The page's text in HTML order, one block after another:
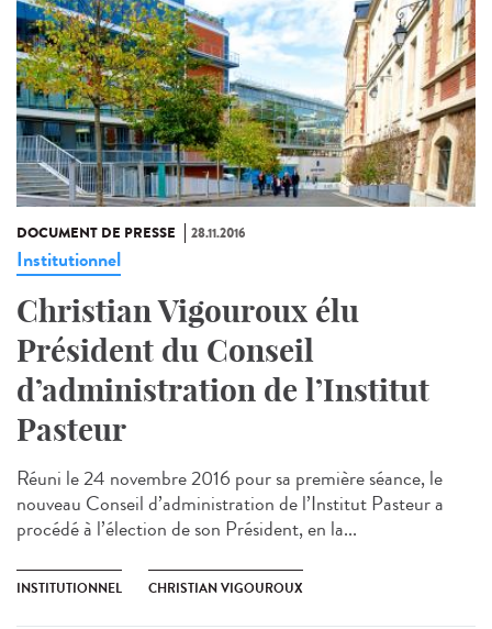
DOCUMENT DE PRESSE 28.11.2016
Institutionnel
Christian Vigouroux élu
Président du Conseil
d’administration de l’Institut
Pasteur
Réuni le 24 novembre 2016 pour sa première séance, le
nouveau Conseil d’administration de l’Institut Pasteur a
procédé à l’élection de son Président, en la...
INSTITUTIONNEL CHRISTIAN VIGOUROUX